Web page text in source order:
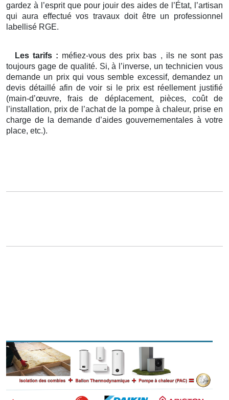
gardez à l’esprit que pour jouir des aides de l’État, l’artisan
qui aura effectué vos travaux doit être un professionnel
labellisé RGE.
Les tarifs : méfiez-vous des prix bas , ils ne sont pas
toujours gage de qualité. Si, à l’inverse, un technicien vous
demande un prix qui vous semble excessif, demandez un
devis détaillé afin de voir si le prix est réellement justifié
(main-d’œuvre, frais de déplacement, pièces, coût de
l’installation, prix de l’achat de la pompe à chaleur, prise en
charge de la demande d’aides gouvernementales à votre
place, etc.).